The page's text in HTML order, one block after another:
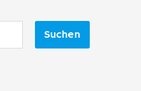
Suchen